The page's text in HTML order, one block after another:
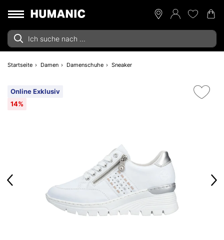
Startseite Damen Damenschuhe Sneaker
Online Exklusiv
14%